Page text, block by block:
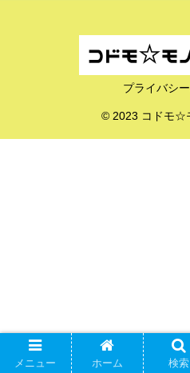
プライバシ
© 2023 コドモ☆
メニュー ホーム 検索